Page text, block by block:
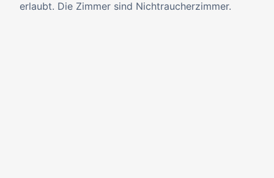
erlaubt. Die Zimmer sind Nichtraucherzimmer.